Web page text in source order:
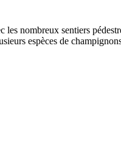
les nombreux sentiers
espèces de